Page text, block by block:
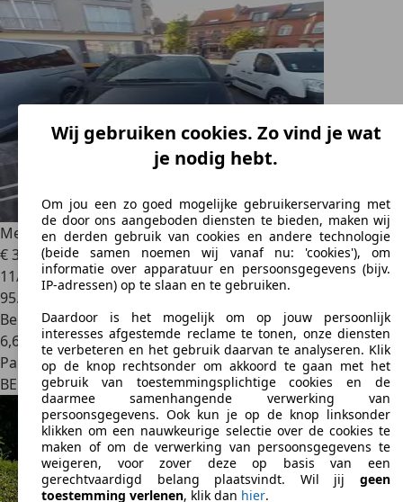
Mercedes-Benz A 150Elegance Edition
€ 3.800
11/2007
95.000 km
Benzine
6,6 l/100 km (comb.)
Particulier
BE 1030Schaerbeek
Wij gebruiken cookies. Zo vind je wat
je nodig hebt.
Om jou een zo goed mogelijke gebruikerservaring met
de door ons aangeboden diensten te bieden, maken wij
en derden gebruik van cookies en andere technologie
(beide samen noemen wij vanaf nu: 'cookies'), om
informatie over apparatuur en persoonsgegevens (bijv.
IP-adressen) op te slaan en te gebruiken.
Daardoor is het mogelijk om op jouw persoonlijk
interesses afgestemde reclame te tonen, onze diensten
te verbeteren en het gebruik daarvan te analyseren. Klik
op de knop rechtsonder om akkoord te gaan met het
gebruik van toestemmingsplichtige cookies en de
daarmee samenhangende verwerking van
persoonsgegevens. Ook kun je op de knop linksonder
klikken om een nauwkeurige selectie over de cookies te
maken of om de verwerking van persoonsgegevens te
weigeren, voor zover deze op basis van een
gerechtvaardigd belang plaatsvindt. Wil jij geen
toestemming verlenen, klik dan hier.